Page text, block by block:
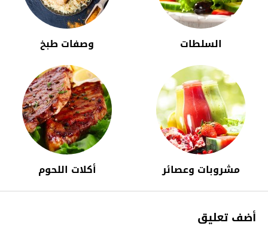
السلطات وصفات طبخ
مشروبات وعصائر أكلات اللحوم
أضف تعليق